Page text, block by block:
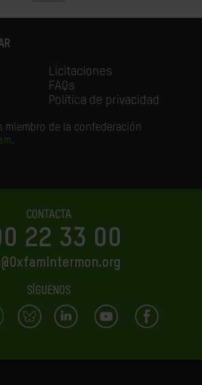
Licitaciones
FAQs
Política de privacidad
miembro de la confederación
.
CONTACTA
22 33 00
SÍGUENOS